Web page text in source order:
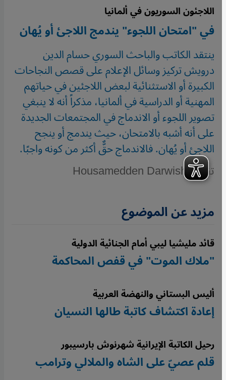
اللاجئون السوريون في ألمانيا
في "امتحان اللجوء" يندمج اللاجئ أو يُهان
ينتقد الكاتب والباحث السوري حسام الدين
درويش تركيز وسائل الإعلام على قصص النجاحات
الكبيرة أو الاستثنائية لبعض اللاجئين في حياتهم
المهنية أو الدراسية في ألمانيا، مذكراً أنه لا ينبغي
تصوير اللجوء أو الاندماج في المجتمعات الجديدة
على أنه أشبه بالامتحان، حيث يندمج أو ينجح
اللاجئ أو يُهان. فالاندماج حقٌّ أكثر من كونه واجبًا.
تقرير: Housamedden Darwish
مزيد عن الموضوع
قائد مليشيا ليبي أمام الجنائية الدولية
"ملاك الموت" في قفص المحاكمة
أليس البستاني والنهضة العربية
إعادة اكتشاف كاتبة طالها النسيان
رحيل الكاتبة الإيرانية شهرنوش بارسيبور
قلم عصيّ على الشاه والملالي وترامب